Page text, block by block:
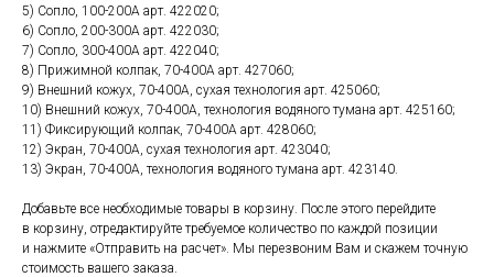
5) Сопло, 100-200А арт. 422020;
6) Сопло, 200-300А арт. 422030;
7) Сопло, 300-400А арт. 422040;
8) Прижимной колпак, 70-400А арт. 427060;
9) Внешний кожух, 70-400А, сухая технология арт. 425060;
10) Внешний кожух, 70-400А, технология водяного тумана арт. 425160;
11) Фиксирующий колпак, 70-400А арт. 428060;
12) Экран, 70-400А, сухая технология арт. 423040;
13) Экран, 70-400А, технология водяного тумана арт. 423140.
Добавьте все необходимые товары в корзину. После этого перейдите
в корзину, отредактируйте требуемое количество по каждой позиции
и нажмите «Отправить на расчет». Мы перезвоним Вам и скажем точную
стоимость вашего заказа.